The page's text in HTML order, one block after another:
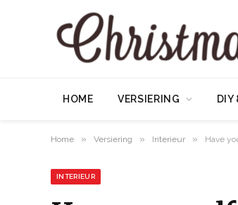
HOME VERSIERING DIY
Home » Versiering » Interieur » Have
INTERIEUR